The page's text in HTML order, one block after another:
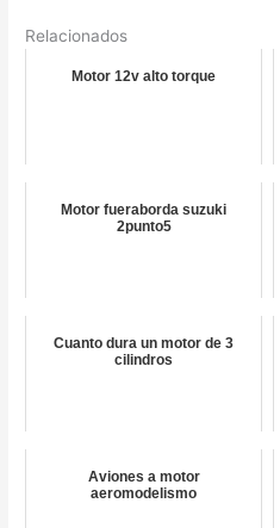
Relacionados
Motor 12v alto torque
Motor fueraborda suzuki
2punto5
Cuanto dura un motor de 3
cilindros
Aviones a motor
aeromodelismo